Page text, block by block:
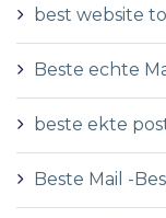
best website
Beste echte
beste ekte
Beste Mail -